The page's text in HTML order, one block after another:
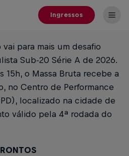
Ingressos
para mais um desafio
Sub-20 Série A de 2026.
15h, o Massa Bruta recebe a
no Centro de Performance
localizado na cidade de
válido pela 4ª rodada do